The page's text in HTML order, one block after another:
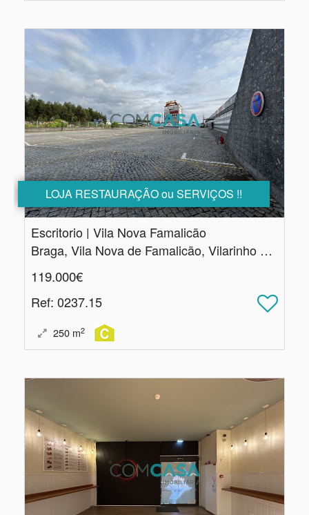
LOJA RESTAURAÇÂO ou SERVIÇOS !!
Escritorio | Vila Nova Famalicão
Braga, Vila Nova de Famalicão, Vilarinho das Cambas
119.000€
Ref: 0237.15
250 m2